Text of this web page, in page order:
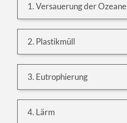
1. Versauerung der Ozeane
2. Plastikmüll
3. Eutrophierung
4. Lärm